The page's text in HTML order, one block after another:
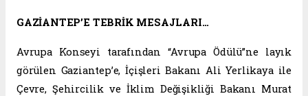
GAZİANTEP’E TEBRİK MESAJLARI…
Avrupa Konseyi tarafından “Avrupa Ödülü”ne layık
görülen Gaziantep’e, İçişleri Bakanı Ali Yerlikaya ile
Çevre, Şehircilik ve İklim Değişikliği Bakanı Murat